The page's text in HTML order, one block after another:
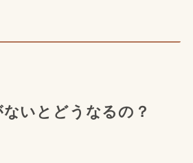
いとどうなるの？